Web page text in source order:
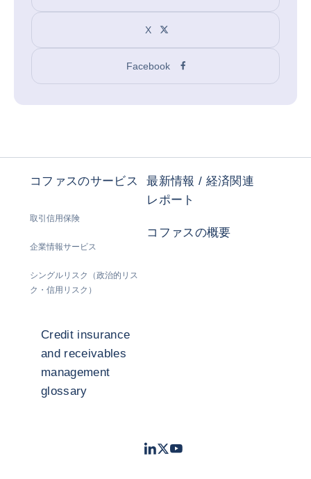
X
Facebook
コファスのサービス
取引信用保険
企業情報サービス
シングルリスク（政治的リス
ク・信用リスク）
最新情報 / 経済関連
レポート
コファスの概要
Credit insurance
and receivables
management
glossary
LinkedIn
TwitterYoutube